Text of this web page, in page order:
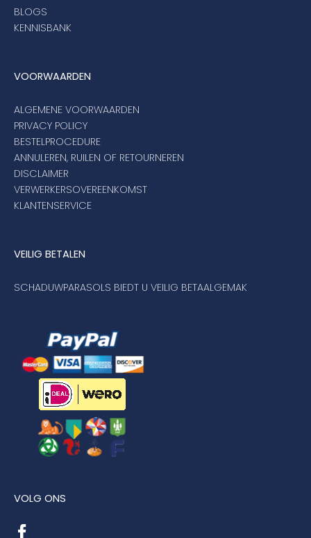
BLOGS
KENNISBANK
VOORWAARDEN
ALGEMENE VOORWAARDEN
PRIVACY POLICY
BESTELPROCEDURE
ANNULEREN, RUILEN OF RETOURNEREN
DISCLAIMER
VERWERKERSOVEREENKOMST
KLANTENSERVICE
VEILIG BETALEN
SCHADUWPARASOLS BIEDT U VEILIG BETAALGEMAK
VOLG ONS